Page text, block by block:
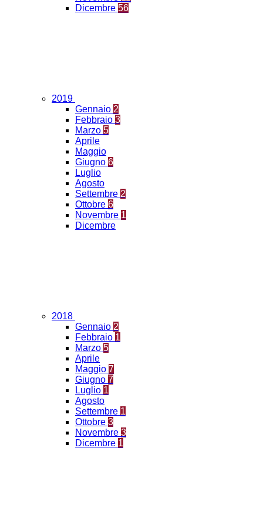
Dicembre 56
2019
Gennaio 2
Febbraio 3
Marzo 5
Aprile
Maggio
Giugno 6
Luglio
Agosto
Settembre 2
Ottobre 6
Novembre 1
Dicembre
2018
Gennaio 2
Febbraio 1
Marzo 5
Aprile
Maggio 7
Giugno 7
Luglio 1
Agosto
Settembre 1
Ottobre 3
Novembre 3
Dicembre 1